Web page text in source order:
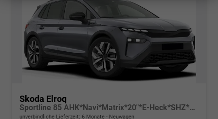
Skoda Elroq
Sportline 85 AHK*Navi*Matrix*20"*E-Heck*SHZ*Kamera*Kessy
unverbindliche Lieferzeit: 6 Monate Neuwagen